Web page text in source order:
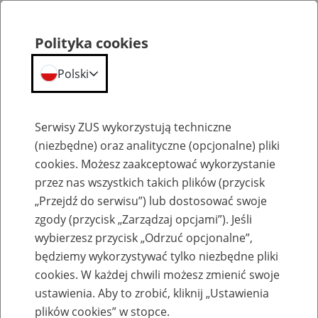
Szkolenia
Zaproś ZUS do siebie: Aktywni 50+
Polityka cookies
Polski
Serwisy ZUS wykorzystują techniczne
(niezbędne) oraz analityczne (opcjonalne) pliki
cookies. Możesz zaakceptować wykorzystanie
przez nas wszystkich takich plików (przycisk
„Przejdź do serwisu”) lub dostosować swoje
zgody (przycisk „Zarządzaj opcjami”). Jeśli
wybierzesz przycisk „Odrzuć opcjonalne”,
będziemy wykorzystywać tylko niezbędne pliki
cookies. W każdej chwili możesz zmienić swoje
ustawienia. Aby to zrobić, kliknij „Ustawienia
plików cookies” w stopce.